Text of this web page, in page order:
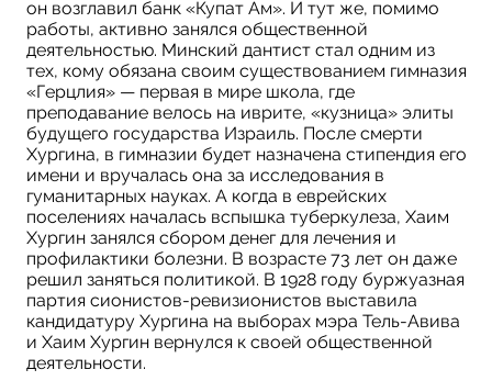
он возглавил банк «Купат Ам». И тут же, помимо
работы, активно занялся общественной
деятельностью. Минский дантист стал одним из
тех, кому обязана своим существованием гимназия
«Герцлия» — первая в мире школа, где
преподавание велось на иврите, «кузница» элиты
будущего государства Израиль. После смерти
Хургина, в гимназии будет назначена стипендия его
имени и вручалась она за исследования в
гуманитарных науках. А когда в еврейских
поселениях началась вспышка туберкулеза, Хаим
Хургин занялся сбором денег для лечения и
профилактики болезни. В возрасте 73 лет он даже
решил заняться политикой. В 1928 году буржуазная
партия сионистов-ревизионистов выставила
кандидатуру Хургина на выборах мэра Тель-Авива
и Хаим Хургин вернулся к своей общественной
деятельности.